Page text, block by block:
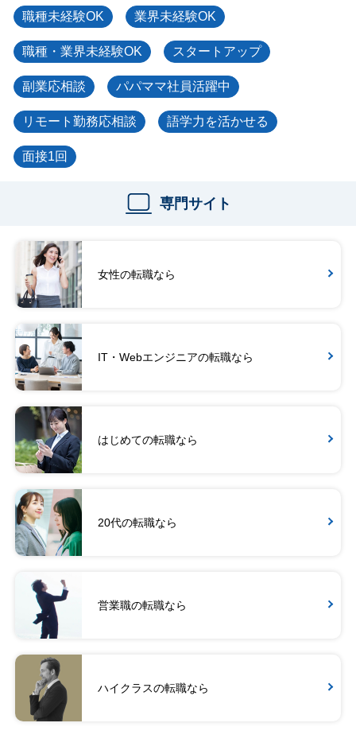
職種未経験OK 業界未経験OK
職種・業界未経験OK スタートアップ
副業応相談 パパママ社員活躍中
リモート勤務応相談 語学力を活かせる
面接1回
専門サイト
女性の転職なら
IT・Webエンジニアの転職なら
はじめての転職なら
20代の転職なら
営業職の転職なら
ハイクラスの転職なら